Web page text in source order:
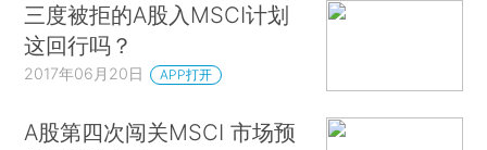
三度被拒的A股入MSCI计划
这回行吗？
2017年06月20日 APP打开
A股第四次闯关MSCI 市场预